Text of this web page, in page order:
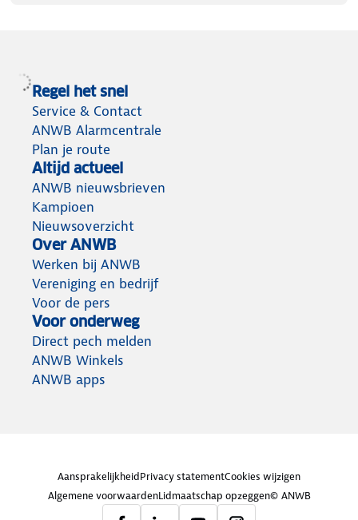
Regel het snel
Service & Contact
ANWB Alarmcentrale
Plan je route
Altijd actueel
ANWB nieuwsbrieven
Kampioen
Nieuwsoverzicht
Over ANWB
Werken bij ANWB
Vereniging en bedrijf
Voor de pers
Voor onderweg
Direct pech melden
ANWB Winkels
ANWB apps
AansprakelijkheidPrivacy statementCookies wijzigen
Algemene voorwaardenLidmaatschap opzeggen© ANWB